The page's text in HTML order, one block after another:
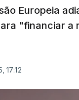
Europeia
"financiar
17:12